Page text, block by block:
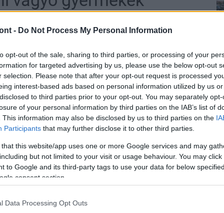
- Do Not Process My Personal Information
opt-out of the sale, sharing to third parties, or processing of your
for targeted advertising by us, please use the below opt-out
selection. Please note that after your opt-out request is processed
interest-based ads based on personal information utilized by us
to third parties prior to your opt-out. You may separately
of your personal information by third parties on the IAB’s list of
This information may also be disclosed by us to third parties on the
Participants that may further disclose it to other third parties.
that this website/app uses one or more Google services and may
but not limited to your visit or usage behaviour. You may
to Google and its third-party tags to use your data for below
consent section.
Data Processing Opt Outs
rendőrségi főtanácsos, megyei rendőrfőkapitány
karancssági gyermekek részére.
céljaival összhangban a Nógrád Megyei Rendőr-
cselekvésre hívta a felzárkózási programokban
valamint a társszerveket és az állami
törekednek minden lehetséges
vezet.
zenei képzése feltehetően pozitív változást hoz
A zenélés tehetségfejlesztő,
új alternatívát kapnak a gyermekek és általuk a
Abreu által életre hívott El Sistema